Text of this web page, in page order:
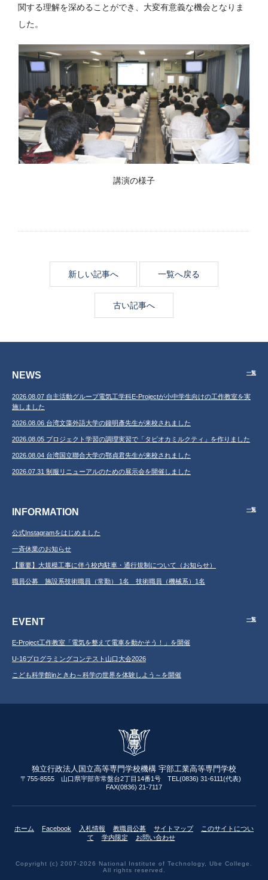
関する理解を深めることができ、大変有意義な機会となりま
した。
講演の様子
新しい記事へ 一覧へ戻る
古い記事へ
NEWS 一覧
2026.08.07 自主活動グループ電気工学科E-Projectが小中学生向けの工作教室を実
施しました
2026.08.06 台湾文藻外語大学の鐘明彥先生が来校されました
2026.08.05 プロジェクト学習の調理実習で「タピオカミルクティ」を作りました
2026.08.04 台湾国立聯合大学の鄂貞君先生が来校されました
2026.07.31 制服リニューアルのための展示会を開催しました
INFORMATION 一覧
公式Instagramをはじめました
一斉休業のお知らせ
【重要】大規模工事に伴う校内駐車・通行規制について（お知らせ）
職員公募 施設系技術職員（常勤） 1名 技術職員（機械系）1名
EVENT 一覧
E-Project工作教室「電気を整えて電車を動かそう！」を開催
U-16プログラミングコンテスト山口大会2026
こども科学館inときわ～科学の世界を体験しよう～を開催
独立行政法人国立高等専門学校機構 宇部工業高等専門学校
〒755-8555 山口県宇部市常盤台2丁目14番1号 TEL(0836) 31-6111(代表)
FAX(0836) 21-7117
ホーム Facebook 入札情報 教職員公募 サイトマップ
このサイトについ
て
学内限定 お問い合わせ
Copyright (c) 2007-2026 National Institute of Technology, Ube College.
All rights reserved.